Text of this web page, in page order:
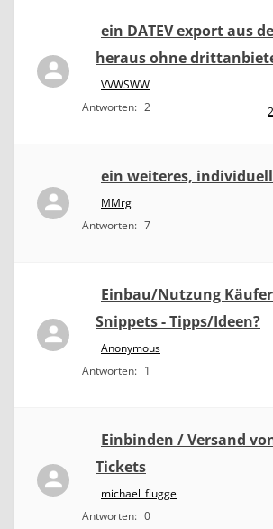
ein DATEV export aus
heraus ohne
VVWSWW
Antworten: 2
ein weiteres,
MMrg
Antworten: 7
Einbau/Nutzung
Snippets - Tipps/Ideen?
Anonymous
Antworten: 1
Einbinden / Versand
Tickets
michael_flugge
Antworten: 0